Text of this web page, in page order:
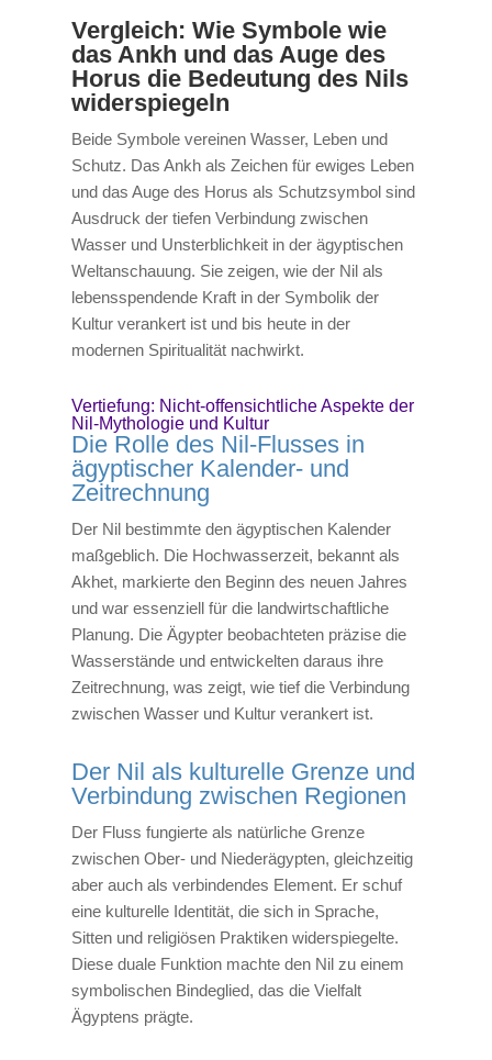
Vergleich: Wie Symbole wie
das Ankh und das Auge des
Horus die Bedeutung des Nils
widerspiegeln
Beide Symbole vereinen Wasser, Leben und
Schutz. Das Ankh als Zeichen für ewiges Leben
und das Auge des Horus als Schutzsymbol sind
Ausdruck der tiefen Verbindung zwischen
Wasser und Unsterblichkeit in der ägyptischen
Weltanschauung. Sie zeigen, wie der Nil als
lebensspendende Kraft in der Symbolik der
Kultur verankert ist und bis heute in der
modernen Spiritualität nachwirkt.
Vertiefung: Nicht-offensichtliche Aspekte der
Nil-Mythologie und Kultur
Die Rolle des Nil-Flusses in
ägyptischer Kalender- und
Zeitrechnung
Der Nil bestimmte den ägyptischen Kalender
maßgeblich. Die Hochwasserzeit, bekannt als
Akhet, markierte den Beginn des neuen Jahres
und war essenziell für die landwirtschaftliche
Planung. Die Ägypter beobachteten präzise die
Wasserstände und entwickelten daraus ihre
Zeitrechnung, was zeigt, wie tief die Verbindung
zwischen Wasser und Kultur verankert ist.
Der Nil als kulturelle Grenze und
Verbindung zwischen Regionen
Der Fluss fungierte als natürliche Grenze
zwischen Ober- und Niederägypten, gleichzeitig
aber auch als verbindendes Element. Er schuf
eine kulturelle Identität, die sich in Sprache,
Sitten und religiösen Praktiken widerspiegelte.
Diese duale Funktion machte den Nil zu einem
symbolischen Bindeglied, das die Vielfalt
Ägyptens prägte.